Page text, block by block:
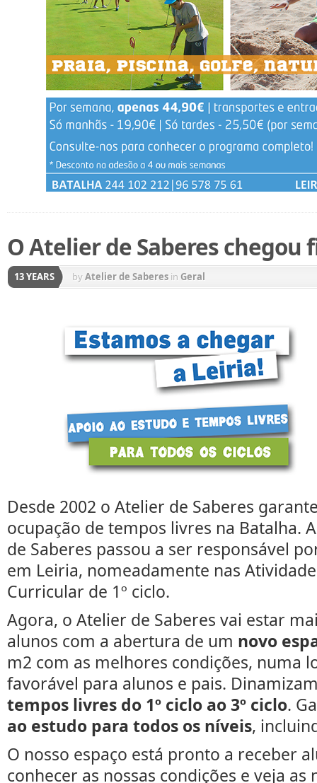
O Atelier de Saberes
13 YEARS byAtelier de Saberes in Geral
Desde 2002 o Atelier de Saberes
ocupação de tempos livres na Batalha.
de Saberes passou a ser responsável
em Leiria, nomeadamente nas
Curricular de 1º ciclo.
Agora, o Atelier de Saberes vai estar
alunos com a abertura de um novo
m2 com as melhores condições, numa
favorável para alunos e pais.
tempos livres do 1º ciclo ao 3º ciclo.
ao estudo para todos os níveis,
O nosso espaço está pronto a receber
conhecer as nossas condições e veja as